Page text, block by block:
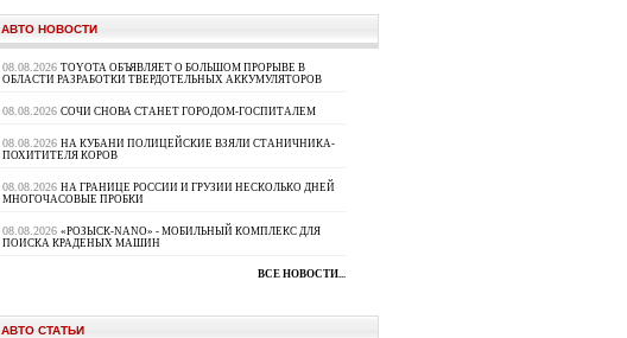
АВТО НОВОСТИ
08.08.2026 TOYOTA ОБЪЯВЛЯЕТ О БОЛЬШОМ ПРОРЫВЕ В
ОБЛАСТИ РАЗРАБОТКИ ТВЕРДОТЕЛЬНЫХ АККУМУЛЯТОРОВ
08.08.2026 СОЧИ СНОВА СТАНЕТ ГОРОДОМ-ГОСПИТАЛЕМ
08.08.2026 НА КУБАНИ ПОЛИЦЕЙСКИЕ ВЗЯЛИ СТАНИЧНИКА-
ПОХИТИТЕЛЯ КОРОВ
08.08.2026 НА ГРАНИЦЕ РОССИИ И ГРУЗИИ НЕСКОЛЬКО ДНЕЙ
МНОГОЧАСОВЫЕ ПРОБКИ
08.08.2026 «РОЗЫСК-NANO» - МОБИЛЬНЫЙ КОМПЛЕКС ДЛЯ
ПОИСКА КРАДЕНЫХ МАШИН
ВСЕ НОВОСТИ...
АВТО СТАТЬИ